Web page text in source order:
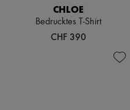
CHLOE
Bedrucktes T-Shirt
CHF 390